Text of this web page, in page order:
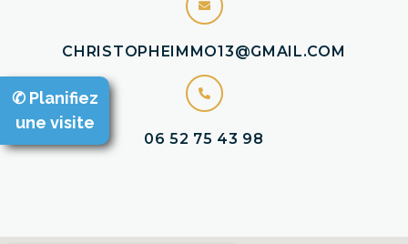
CHRISTOPHEIMMO13@GMAIL.COM
06 52 75 43 98
✆ Planifiez
une visite